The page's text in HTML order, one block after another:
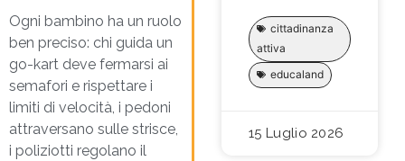
Ogni bambino ha un ruolo
ben preciso: chi guida un
go-kart deve fermarsi ai
semafori e rispettare i
limiti di velocità, i pedoni
attraversano sulle strisce,
i poliziotti regolano il
cittadinanza
attiva
educaland
15 Luglio 2026